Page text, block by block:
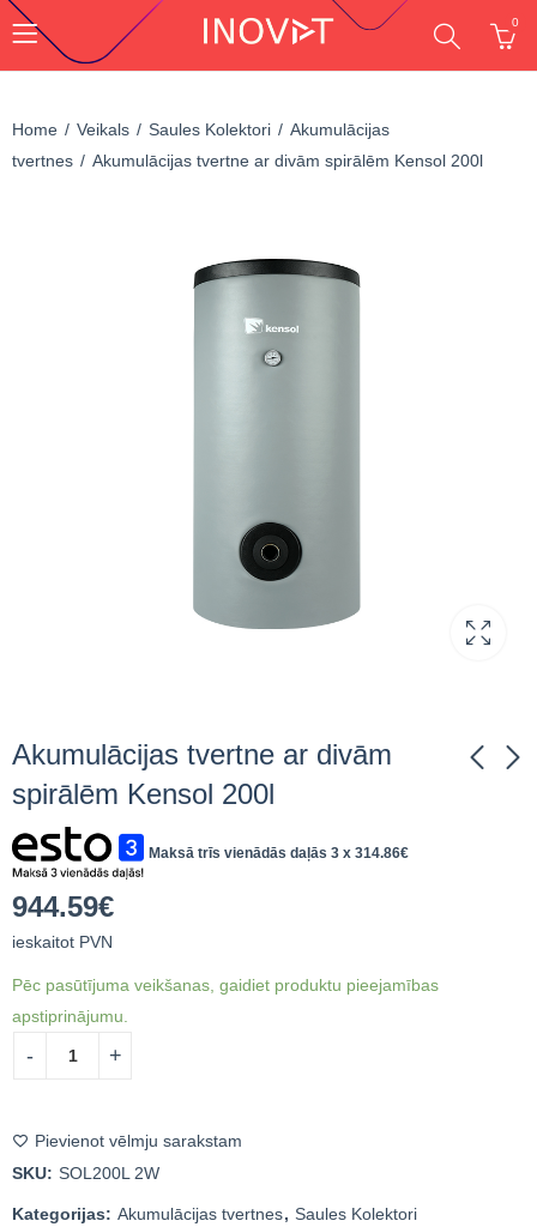
0
Home Veikals Saules Kolektori
Akumulācijas
tvertnes
Akumulācijas tvertne ar divām spirālēm Kensol 200l
Akumulācijas tvertne ar divām
spirālēm Kensol 200l
ar divām spirālēm
ar divām spirālēm
Maksā trīs vienādās daļās 3 x 314.86€
944.59€
ieskaitot PVN
Pēc pasūtījuma veikšanas, gaidiet produktu pieejamības
apstiprinājumu.
Pievienot vēlmju sarakstam
SKU: SOL200L 2W
Kategorijas: Akumulācijas tvertnes, Saules Kolektori